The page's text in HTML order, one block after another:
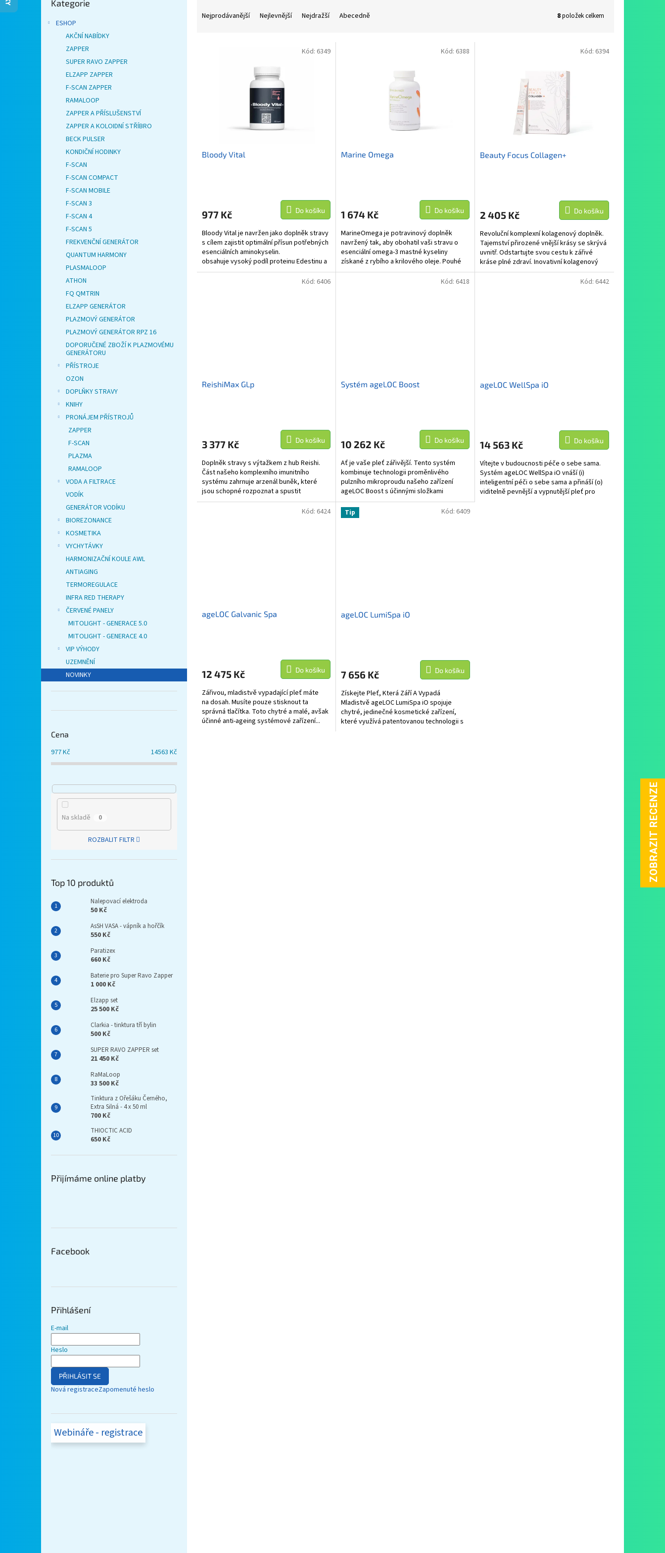
kategorie
Kategorie
ESHOP
AKČNÍ NABÍDKY
ZAPPER
SUPER RAVO ZAPPER
ELZAPP ZAPPER
F-SCAN ZAPPER
RAMALOOP
ZAPPER A PŘÍSLUŠENSTVÍ
ZAPPER A KOLOIDNÍ STŘÍBRO
BECK PULSER
KONDIČNÍ HODINKY
F-SCAN
F-SCAN COMPACT
F-SCAN MOBILE
F-SCAN 3
F-SCAN 4
F-SCAN 5
FREKVENČNÍ GENERÁTOR
QUANTUM HARMONY
PLASMALOOP
ATHON
FQ QMTRIN
ELZAPP GENERÁTOR
PLAZMOVÝ GENERÁTOR
PLAZMOVÝ GENERÁTOR RPZ 16
DOPORUČENÉ ZBOŽÍ K PLAZMOVÉMU
GENERÁTORU
PŘÍSTROJE
OZON
DOPLŇKY STRAVY
KNIHY
PRONÁJEM PŘÍSTROJŮ
ZAPPER
F-SCAN
PLAZMA
RAMALOOP
VODA A FILTRACE
VODÍK
GENERÁTOR VODÍKU
BIOREZONANCE
KOSMETIKA
VYCHYTÁVKY
HARMONIZAČNÍ KOULE AWL
ANTIAGING
TERMOREGULACE
INFRA RED THERAPY
ČERVENÉ PANELY
MITOLIGHT - GENERACE 5.0
MITOLIGHT - GENERACE 4.0
VIP VÝHODY
UZEMNĚNÍ
NOVINKY
Cena
977Kč 14563 Kč
Na skladě 0
ROZBALIT FILTR
Top 10 produktů
Nalepovací elektroda
50 Kč
AsSH VASA - vápník a hořčík
550 Kč
Paratizex
660 Kč
Baterie pro Super Ravo Zapper
1 000 Kč
Elzapp set
25 500 Kč
Clarkia - tinktura tří bylin
500 Kč
SUPER RAVO ZAPPER set
21 450 Kč
RaMaLoop
33 500 Kč
Tinktura z Ořešáku Černého,
Extra Silná - 4 x 50 ml
700 Kč
THIOCTIC ACID
650 Kč
Přijímáme online platby
Facebook
Přihlášení
E-mail
Heslo
PŘIHLÁSIT SE
Nová registraceZapomenuté heslo
Webináře - registrace
Nejprodávanější Nejlevnější Nejdražší Abecedně 8položek celkem
Bloody Vital
977 Kč Do košíku
Bloody Vital je navržen jako doplněk stravy
s cílem zajistit optimální přísun potřebných
esenciálních aminokyselin.
obsahuje vysoký podíl proteinu Edestinu a
další...
Kód: 6349
Marine Omega
je
z
5
hvězdiček.
1 674 Kč Do košíku
MarineOmega je potravinový doplněk
navržený tak, aby obohatil vaši stravu o
esenciální omega-3 mastné kyseliny
získané z rybího a krilového oleje. Pouhé
dvě želatinové tobolky...
Kód: 6388
Beauty Focus Collagen+
2 405 Kč Do košíku
Revoluční komplexní kolagenový doplněk.
Tajemství přirozené vnější krásy se skrývá
uvnitř. Odstartujte svou cestu k zářivé
kráse plné zdraví. Inovativní kolagenový
doplněk...
Kód: 6394
ReishiMax GLp
3 377 Kč Do košíku
Doplněk stravy s výtažkem z hub Reishi.
Část našeho komplexního imunitního
systému zahrnuje arzenál buněk, které
jsou schopné rozpoznat a spustit
potřebnou imunitní reakci na...
Kód: 6406
Systém ageLOC Boost
10 262 Kč Do košíku
Ať je vaše pleť zářivější. Tento systém
kombinuje technologii proměnlivého
pulzního mikroproudu našeho zařízení
ageLOC Boost s účinnými složkami
přípravku Activating Serum,...
Kód: 6418
ageLOC WellSpa iO
14 563 Kč Do košíku
Vítejte v budoucnosti péče o sebe sama.
Systém ageLOC WellSpa iO vnáší (i)
inteligentní péči o sebe sama a přináší (o)
viditelně pevnější a vypnutější pleť pro
Kód: 6442
ageLOC Galvanic Spa
12 475 Kč Do košíku
Zářivou, mladistvě vypadající pleť máte
na dosah. Musíte pouze stisknout ta
správná tlačítka. Toto chytré a malé, avšak
účinné anti-ageing systémové zařízení...
Kód: 6424 Tip
ageLOC LumiSpa iO
7 656 Kč Do košíku
Získejte Pleť, Která Září A Vypadá
Mladistvě ageLOC LumiSpa iO spojuje
chytré, jedinečné kosmetické zařízení,
které využívá patentovanou technologii s
Kód: 6409